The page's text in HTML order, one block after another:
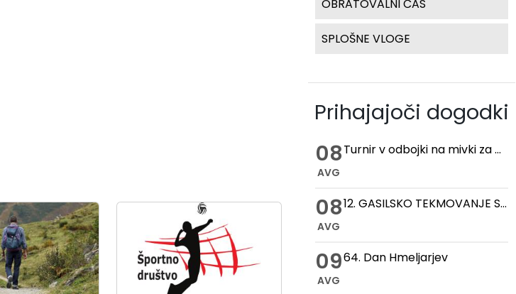
OBRATOVALNI ČAS
SPLOŠNE VLOGE
Prihajajoči dogodki
08
AVG
Turnir v odbojki na mivki za pokal hmeljske kobule
08
AVG
12. GASILSKO TEKMOVANJE STARIH ROČNIH IN MOTORNIH BRIZGALN
09
AVG
64. Dan Hmeljarjev